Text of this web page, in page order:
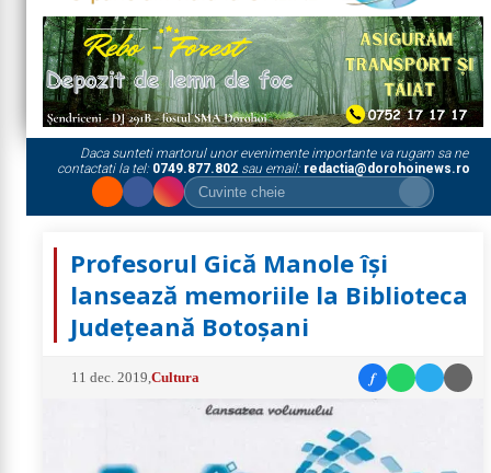
Daca sunteti martorul unor evenimente importante va rugam sa ne
contactati la tel: 0749.877.802sau email: redactia@dorohoinews.ro
Profesorul Gică Manole își
lansează memoriile la Biblioteca
Județeană Botoșani
11 dec. 2019 ,Cultura f